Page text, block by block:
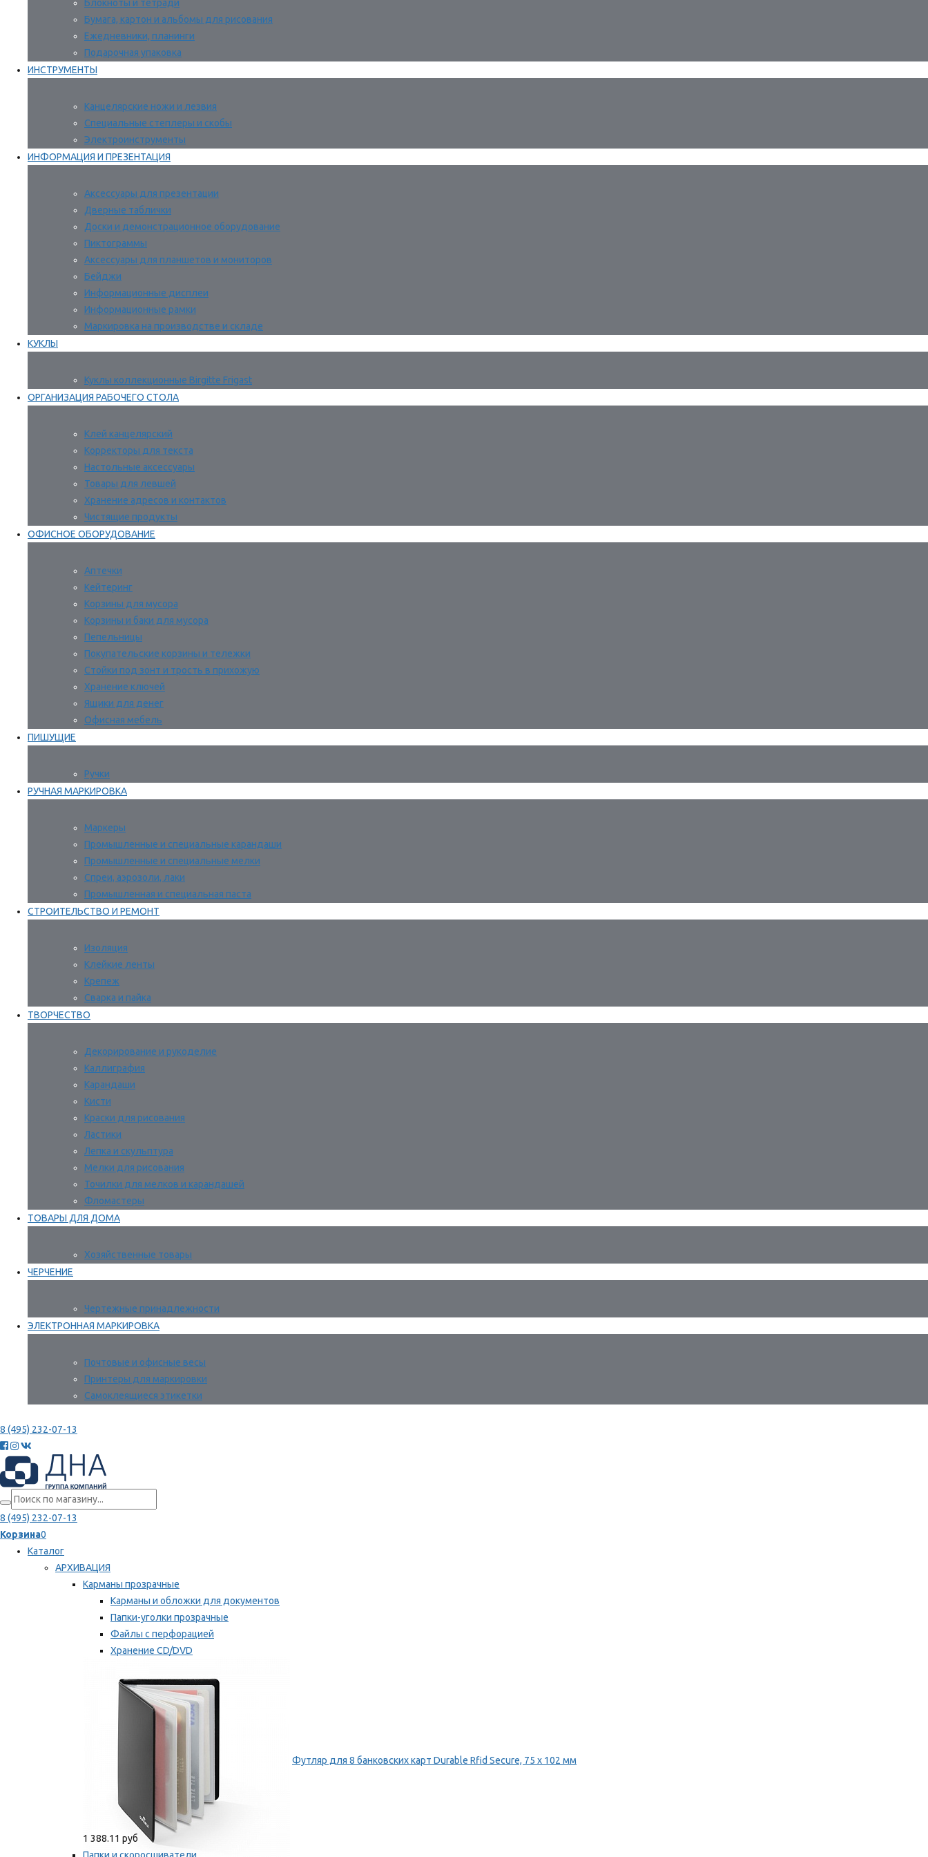
Блокноты и тетради
Бумага, картон и альбомы для рисования
Ежедневники, планинги
Подарочная упаковка
ИНСТРУМЕНТЫ
Канцелярские ножи и лезвия
Специальные степлеры и скобы
Электроинструменты
ИНФОРМАЦИЯ И ПРЕЗЕНТАЦИЯ
Аксессуары для презентации
Дверные таблички
Доски и демонстрационное оборудование
Пиктограммы
Аксессуары для планшетов и мониторов
Бейджи
Информационные дисплеи
Информационные рамки
Маркировка на производстве и складе
КУКЛЫ
Куклы коллекционные Birgitte Frigast
ОРГАНИЗАЦИЯ РАБОЧЕГО СТОЛА
Клей канцелярский
Корректоры для текста
Настольные аксессуары
Товары для левшей
Хранение адресов и контактов
Чистящие продукты
ОФИСНОЕ ОБОРУДОВАНИЕ
Аптечки
Кейтеринг
Корзины для мусора
Корзины и баки для мусора
Пепельницы
Покупательские корзины и тележки
Стойки под зонт и трость в прихожую
Хранение ключей
Ящики для денег
Офисная мебель
ПИШУЩИЕ
Ручки
РУЧНАЯ МАРКИРОВКА
Маркеры
Промышленные и специальные карандаши
Промышленные и специальные мелки
Спреи, аэрозоли, лаки
Промышленная и специальная паста
СТРОИТЕЛЬСТВО И РЕМОНТ
Изоляция
Клейкие ленты
Крепеж
Сварка и пайка
ТВОРЧЕСТВО
Декорирование и рукоделие
Каллиграфия
Карандаши
Кисти
Краски для рисования
Ластики
Лепка и скульптура
Мелки для рисования
Точилки для мелков и карандашей
Фломастеры
ТОВАРЫ ДЛЯ ДОМА
Хозяйственные товары
ЧЕРЧЕНИЕ
Чертежные принадлежности
ЭЛЕКТРОННАЯ МАРКИРОВКА
Почтовые и офисные весы
Принтеры для маркировки
Самоклеящиеся этикетки
8 (495) 232-07-13
8 (495) 232-07-13
Корзина0
Каталог
АРХИВАЦИЯ
Карманы прозрачные
Карманы и обложки для документов
Папки-уголки прозрачные
Файлы с перфорацией
Хранение CD/DVD
Мы рекомендуем
Футляр для 8 банковских карт Durable Rfid Secure, 75 х 102 мм
1 388.11 руб